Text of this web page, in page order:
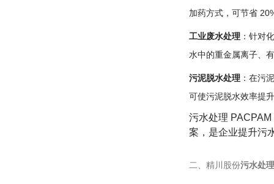
加药方式，可节省
工业废水处理 ：针对
水中的重金属离子、
污泥脱水处理 ：在污
可使污泥脱水效率提
污水处理
案，是企业提升污
二 、精川股份污水处